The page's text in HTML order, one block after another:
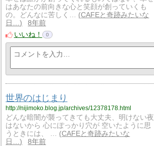
はあなたの前向きな心と笑顔が創っていくも
の。どんなに苦しく…
CAFEと奇跡みたいな
日…
8年前
いいね！
0
世界のはじまり
http://nijimoko.blog.jp/archives/12378178.html
どんな暗闇が襲ってきても大丈夫、明けない夜
はないから 心にぽっかり穴が 空いたように思
うときには、 …
CAFEと奇跡みたいな
日…
8年前